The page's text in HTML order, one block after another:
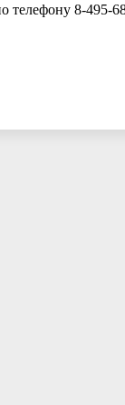
телефону 8-